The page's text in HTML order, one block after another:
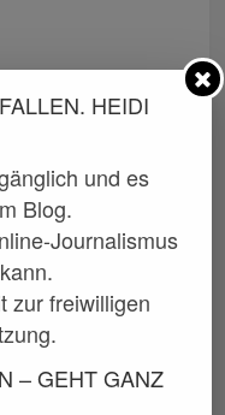
HEIDI
und es
Blog.
Journalismus
zur freiwilligen
– GEHT GANZ